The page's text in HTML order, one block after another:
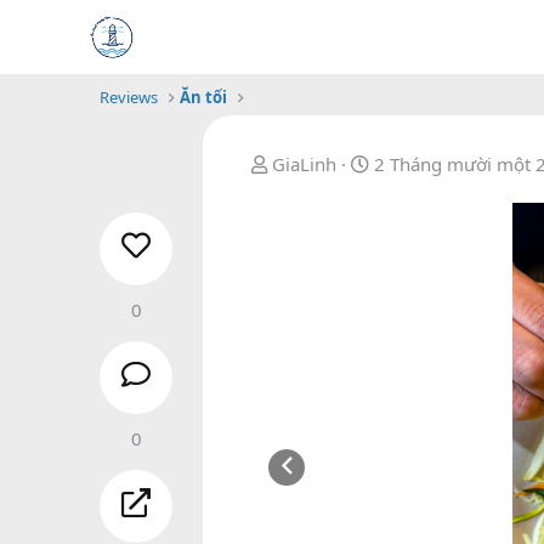
Reviews Ăn tối
B
GiaLinh
N
2 Tháng mười một
0
0